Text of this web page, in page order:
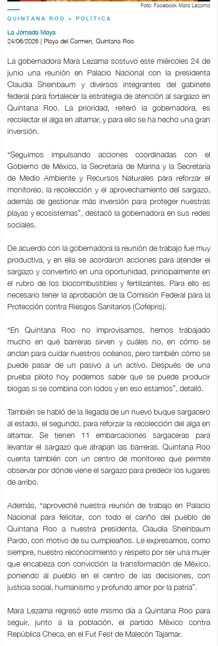
Foto: Facebook Mara Lezama
QUINTANA ROO > POLÍTICA
La Jornada Maya
24/06/2026 | Playa del Carmen, Quintana Roo
La gobernadora Mara Lezama sostuvo este miércoles 24 de
junio una reunión en Palacio Nacional con la presidenta
Claudia Sheinbaum y diversos integrantes del gabinete
federal para fortalecer la estrategia de atención al sargazo en
Quintana Roo. La prioridad, reiteró la gobernadora, es
recolectar el alga en altamar, y para ello se ha hecho una gran
inversión.
“Seguimos impulsando acciones coordinadas con el
Gobierno de México, la Secretaría de Marina y la Secretaría
de Medio Ambiente y Recursos Naturales para reforzar el
monitoreo, la recolección y el aprovechamiento del sargazo,
además de gestionar más inversión para proteger nuestras
playas y ecosistemas”, destacó la gobernadora en sus redes
sociales.
De acuerdo con la gobernadora la reunión de trabajo fue muy
productiva, y en ella se acordaron acciones para atender el
sargazo y convertirlo en una oportunidad, principalmente en
el rubro de los biocombustibles y fertilizantes. Para ello es
necesario tener la aprobación de la Comisión Federal para la
Protección contra Riesgos Sanitarios (Cofepris).
“En Quintana Roo no improvisamos, hemos trabajado
mucho en qué barreras sirven y cuáles no, en cómo se
anclan para cuidar nuestros océanos, pero también cómo se
puede pasar de un pasivo a un activo. Después de una
prueba piloto hoy podemos saber que se puede producir
biogas si se combina con lodos y en eso estamos”, detalló.
También se habló de la llegada de un nuevo buque sargacero
al estado, el segundo, para reforzar la recolección del alga en
altamar. Se tienen 11 embarcaciones sargaceras para
levantar el sargazo que atrapan las barreras. Quintana Roo
cuenta también con un centro de monitoreo que permite
observar por dónde viene el sargazo para predecir los lugares
de arribo.
Además, “aproveché nuestra reunión de trabajo en Palacio
Nacional para felicitar, con todo el cariño del pueblo de
Quintana Roo a nuestra presidenta, Claudia Sheinbaum
Pardo, con motivo de su cumpleaños. Le expresamos, como
siempre, nuestro reconocimiento y respeto por ser una mujer
que encabeza con convicción la transformación de México,
poniendo al pueblo en el centro de las decisiones, con
justicia social, humanismo y profundo amor por la patria”.
Mara Lezama regresó este mismo día a Quintana Roo para
seguir, junto a la población, el partido México contra
República Checa, en el Fut Fest de Malecón Tajamar.